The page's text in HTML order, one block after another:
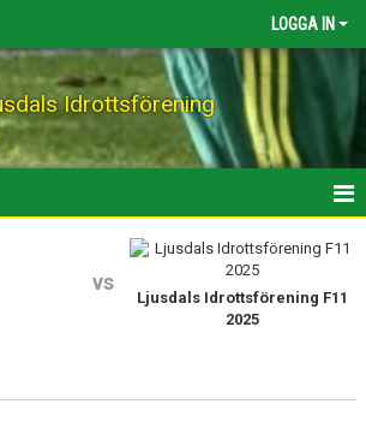
LOGGA IN
Idrottsförening
vs
Ljusdals Idrottsförening F11
2025